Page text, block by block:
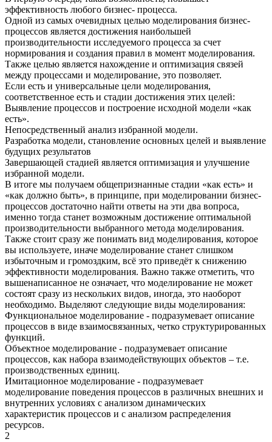
эффективность любого бизнес- процесса.
Одной из самых очевидных целью моделирования бизнес-
процессов является достижения наибольшей
производительности исследуемого процесса за счет
нормирования и создания правил в момент моделирования.
Также целью является нахождение и оптимизация связей
между процессами и моделирование, это позволяет.
Если есть и универсальные цели моделирования,
соответственное есть и стадии достижения этих целей:
Выявление процессов и построение исходной модели «как
есть».
Непосредственный анализ избранной модели.
Разработка модели, становление основных целей и выявление
будущих результатов
Завершающей стадией является оптимизация и улучшение
избранной модели.
В итоге мы получаем общепризнанные стадии «как есть» и
«как должно быть», в принципе, при моделировании бизнес-
процессов достаточно найти ответы на эти два вопроса,
именно тогда станет возможным достижение оптимальной
производительности выбранного метода моделирования.
Также стоит сразу же понимать вид моделирования, которое
вы используете, иначе моделирование станет слишком
избыточным и громоздким, всё это приведёт к снижению
эффективности моделирования. Важно также отметить, что
вышенаписанное не означает, что моделирование не может
состоят сразу из нескольких видов, иногда, это наоборот
необходимо. Выделяют следующие виды моделирования:
Функциональное моделирование - подразумевает описание
процессов в виде взаимосвязанных, четко структурированных
функций.
Объектное моделирование - подразумевает описание
процессов, как набора взаимодействующих объектов – т.е.
производственных единиц.
Имитационное моделирование - подразумевает
моделирование поведения процессов в различных внешних и
внутренних условиях с анализом динамических
характеристик процессов и с анализом распределения
ресурсов.
2